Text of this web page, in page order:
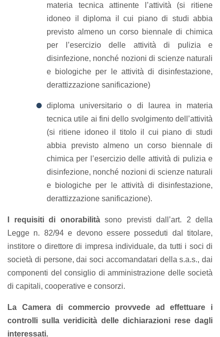
materia tecnica attinente l’attività (si ritiene
idoneo il diploma il cui piano di studi abbia
previsto almeno un corso biennale di chimica
per l’esercizio delle attività di pulizia e
disinfezione, nonché nozioni di scienze naturali
e biologiche per le attività di disinfestazione,
derattizzazione sanificazione)
diploma universitario o di laurea in materia
tecnica utile ai fini dello svolgimento dell’attività
(si ritiene idoneo il titolo il cui piano di studi
abbia previsto almeno un corso biennale di
chimica per l’esercizio delle attività di pulizia e
disinfezione, nonché nozioni di scienze naturali
e biologiche per le attività di disinfestazione,
derattizzazione sanificazione).
I requisiti di onorabilitàsono previsti dall’art. 2 della
Legge n. 82/94 e devono essere posseduti dal titolare,
institore o direttore di impresa individuale, da tutti i soci di
società di persone, dai soci accomandatari della s.a.s., dai
componenti del consiglio di amministrazione delle società
di capitali, cooperative e consorzi.
La Camera di commercio provvede ad effettuare i
controlli sulla veridicità delle dichiarazioni rese dagli
interessati.